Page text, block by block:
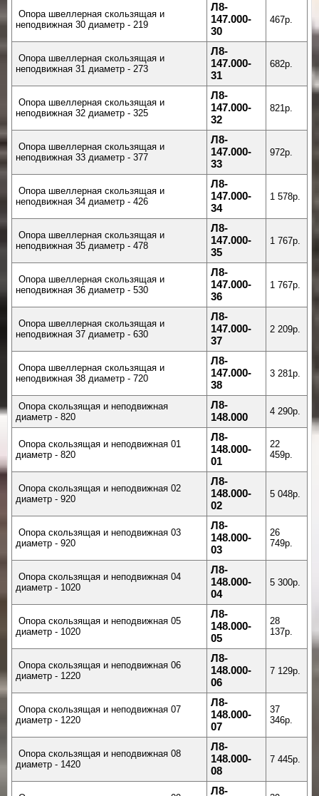
Опора швеллерная скользящая и
неподвижная 30 диаметр - 219
Л8-
147.000-
30
467р.
Опора швеллерная скользящая и
неподвижная 31 диаметр - 273
Л8-
147.000-
31
682р.
Опора швеллерная скользящая и
неподвижная 32 диаметр - 325
Л8-
147.000-
32
821р.
Опора швеллерная скользящая и
неподвижная 33 диаметр - 377
Л8-
147.000-
33
972р.
Опора швеллерная скользящая и
неподвижная 34 диаметр - 426
Л8-
147.000-
34
1 578р.
Опора швеллерная скользящая и
неподвижная 35 диаметр - 478
Л8-
147.000-
35
1 767р.
Опора швеллерная скользящая и
неподвижная 36 диаметр - 530
Л8-
147.000-
36
1 767р.
Опора швеллерная скользящая и
неподвижная 37 диаметр - 630
Л8-
147.000-
37
2 209р.
Опора швеллерная скользящая и
неподвижная 38 диаметр - 720
Л8-
147.000-
38
3 281р.
Опора скользящая и неподвижная
диаметр - 820
Л8-
148.000
4 290р.
Опора скользящая и неподвижная 01
диаметр - 820
Л8-
148.000-
01
22
459р.
Опора скользящая и неподвижная 02
диаметр - 920
Л8-
148.000-
02
5 048р.
Опора скользящая и неподвижная 03
диаметр - 920
Л8-
148.000-
03
26
749р.
Опора скользящая и неподвижная 04
диаметр - 1020
Л8-
148.000-
04
5 300р.
Опора скользящая и неподвижная 05
диаметр - 1020
Л8-
148.000-
05
28
137р.
Опора скользящая и неподвижная 06
диаметр - 1220
Л8-
148.000-
06
7 129р.
Опора скользящая и неподвижная 07
диаметр - 1220
Л8-
148.000-
07
37
346р.
Опора скользящая и неподвижная 08
диаметр - 1420
Л8-
148.000-
08
7 445р.
Л8-